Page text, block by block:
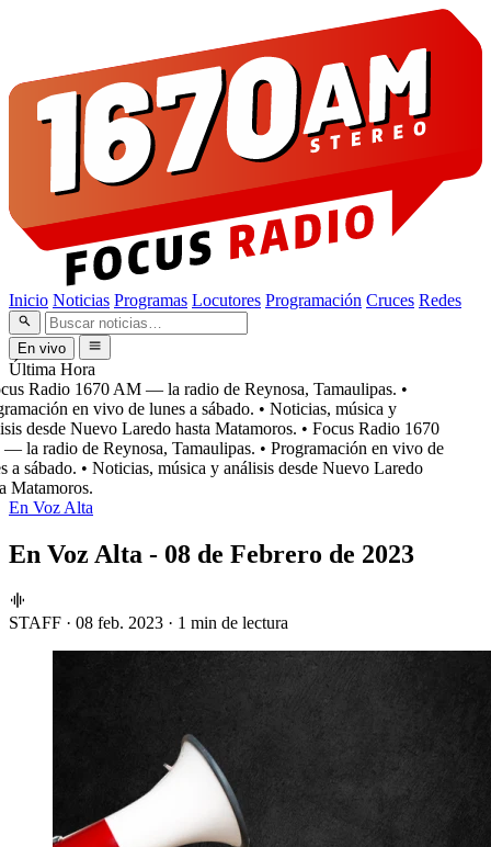
Inicio Noticias Programas Locutores Programación Cruces Redes
En vivo
Última Hora
Radio 1670 AM — la radio de Reynosa, Tamaulipas. •
en vivo de lunes a sábado. • Noticias, música y
desde Nuevo Laredo hasta Matamoros. • Focus Radio 1670
la radio de Reynosa, Tamaulipas. • Programación en vivo de
a sábado. • Noticias, música y análisis desde Nuevo Laredo
Matamoros.
En Voz Alta
En Voz Alta - 08 de Febrero de 2023
STAFF · 08 feb. 2023 · 1 min de lectura